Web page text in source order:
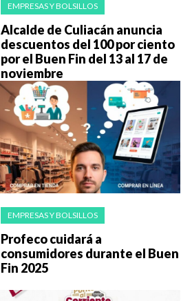
EMPRESAS Y BOLSILLOS
Alcalde de Culiacán anuncia
descuentos del 100 por ciento
por el Buen Fin del 13 al 17 de
noviembre
EMPRESAS Y BOLSILLOS
Profeco cuidará a
consumidores durante el Buen
Fin 2025